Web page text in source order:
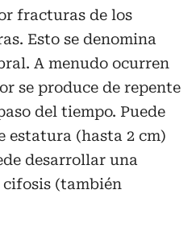
fracturas de los
Esto se denomina
A menudo ocurren
se produce de repente
del tiempo. Puede
estatura (hasta 2 cm)
desarrollar una
(también